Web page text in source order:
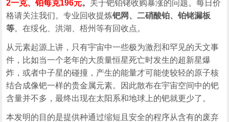
2一克、铂每克196元。 关于钯铂铑收购暴涨的问题。每日价
格请关注我们。专业回收提炼钯网、二硝酸铂、铂铑漏板
等。在绥化、洪湖、梧州等有回收点。
从元素起源上讲，只有宇宙中一些极为激烈和罕见的天文事
件，比如当一个老年的大质量恒星死亡时发生的超新星爆
炸，或者中子星的碰撞，产生的能量才可能使较轻的原子核
结合成像钯一样的贵金属元素。因此散布在宇宙空间中的钯
含量并不多，最终出现在太阳系和地球上的钯就更少了。
本发明的目的是提供种通过缩短且安全的程序从含有的废弃